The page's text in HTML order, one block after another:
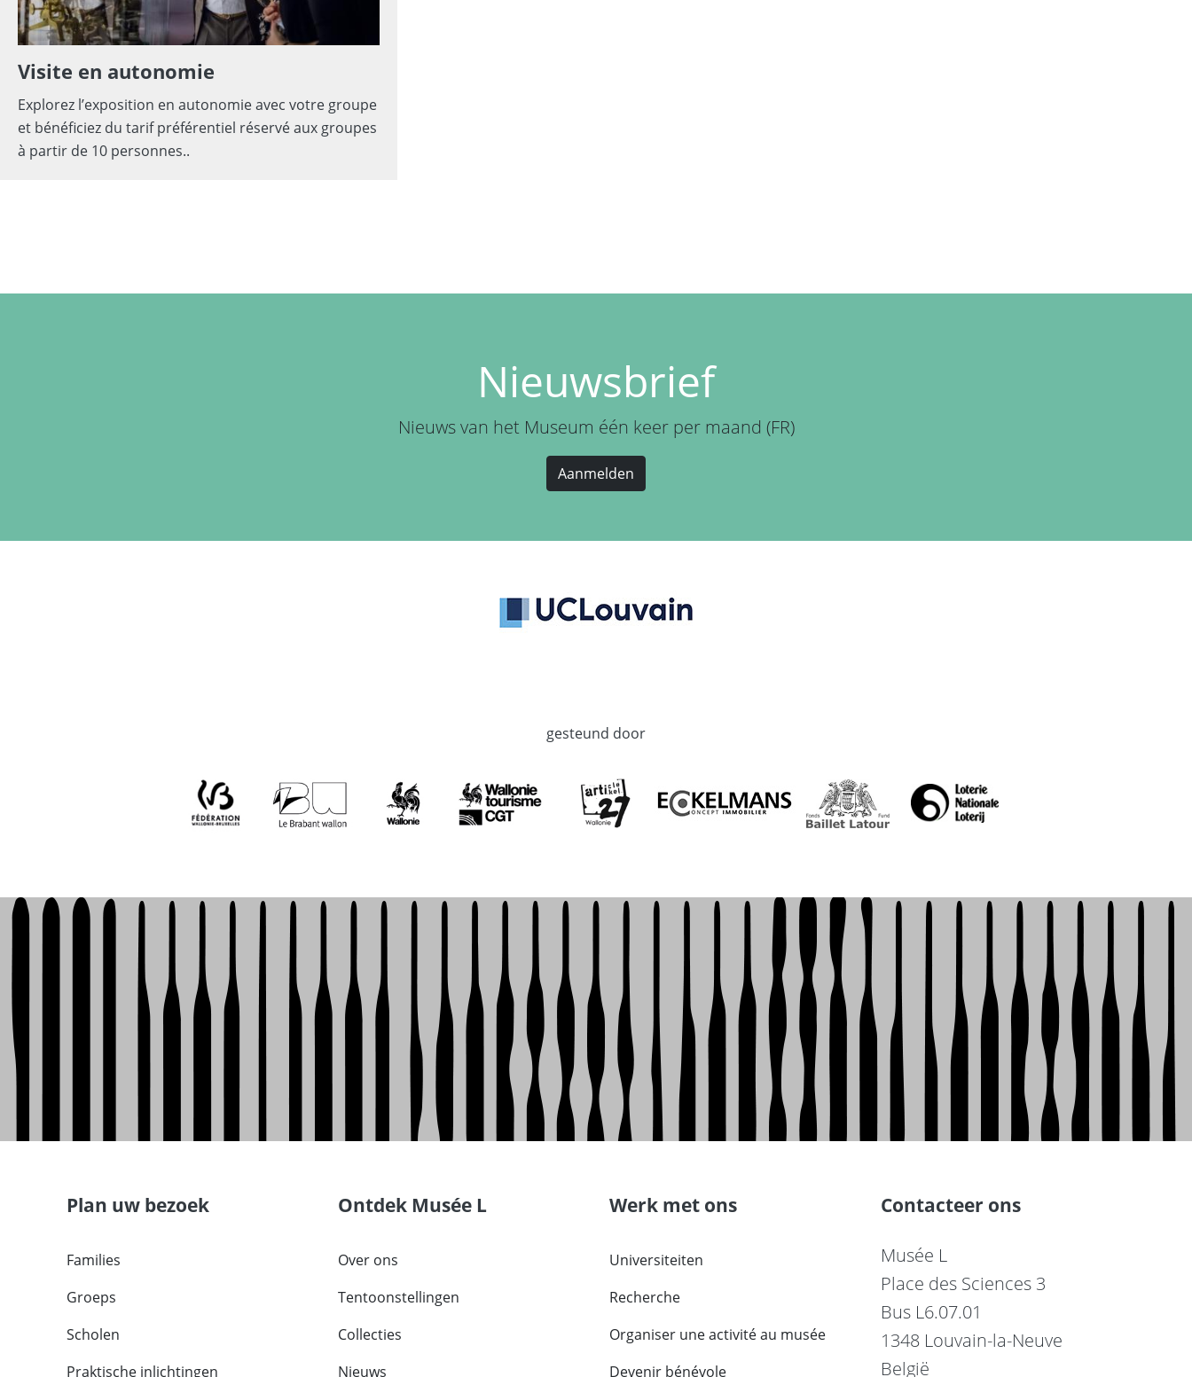
Visite en autonomie
Explorez l’exposition en autonomie avec votre groupe
et bénéficiez du tarif préférentiel réservé aux groupes
à partir de 10 personnes..
Nieuwsbrief
Nieuws van het Museum één keer per maand (FR)
Aanmelden
gesteund door
Plan uw bezoek
Families
Groeps
Scholen
Praktische inlichtingen
Ontdek Musée L
Over ons
Tentoonstellingen
Collecties
Nieuws
Werk met ons
Universiteiten
Recherche
Organiser une activité au musée
Devenir bénévole
Contacteer ons
Musée L
Place des Sciences 3
Bus L6.07.01
1348 Louvain-la-Neuve
België